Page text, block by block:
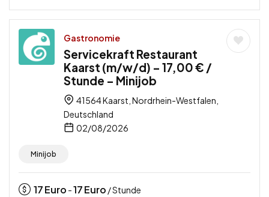
Gastronomie
Servicekraft Restaurant
Kaarst (m/w/d) – 17,00 € /
Stunde – Minijob
41564 Kaarst, Nordrhein-Westfalen,
Deutschland
02/08/2026
Minijob
17Euro -17Euro / Stunde